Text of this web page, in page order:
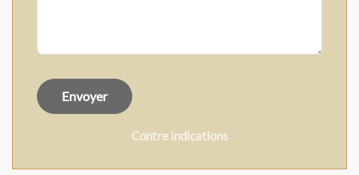
Envoyer
Contre indications